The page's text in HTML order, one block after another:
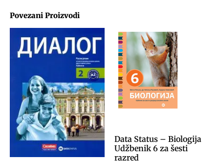
Povezani Proizvodi
Data Status – Biologija
Udžbenik 6 za šesti
razred